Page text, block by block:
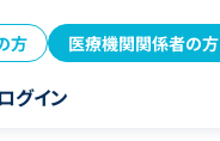
方 医療機関関係者の方
グイン